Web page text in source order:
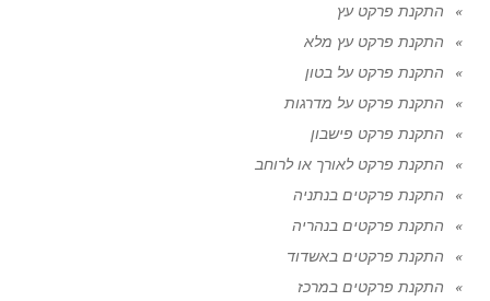
התקנת פרקט עץ
התקנת פרקט עץ מלא
התקנת פרקט על בטון
התקנת פרקט על מדרגות
התקנת פרקט פישבון
התקנת פרקט לאורך או לרוחב
התקנת פרקטים בנתניה
התקנת פרקטים בנהריה
התקנת פרקטים באשדוד
התקנת פרקטים במרכז